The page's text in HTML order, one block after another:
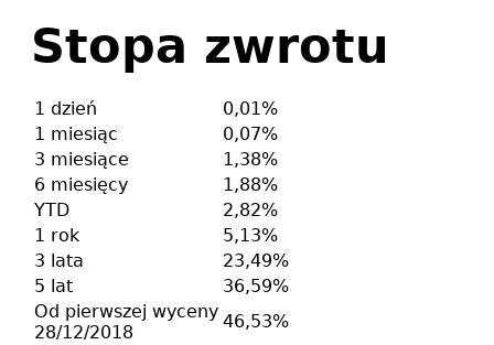
Stopa zwrotu
1 dzień
0,01%
1 miesiąc
0,07%
3 miesiące
1,38%
6 miesięcy
1,88%
YTD
2,82%
1 rok
5,13%
3 lata
23,49%
5 lat
36,59%
Od pierwszej wyceny
28/12/2018
46,53%